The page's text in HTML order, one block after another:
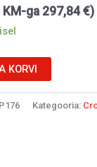
ga 297,84€)
KORVI
Kategooria: